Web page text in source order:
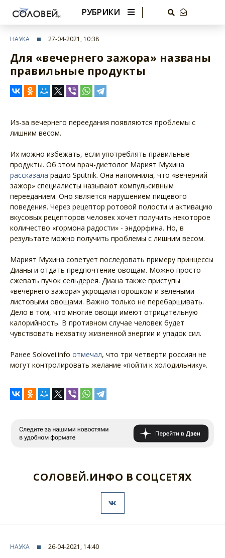
РУБРИКИ
НАУКА 27-04-2021, 10:38
Для «вечернего зажора» названы
правильные продукты
Из-за вечернего переедания появляются проблемы с
лишним весом.
Их можно избежать, если употреблять правильные
продукты. Об этом врач-диетолог Марият Мухина
рассказала радио Sputnik. Она напомнила, что «вечерний
зажор» специалисты называют компульсивным
перееданием. Оно является нарушением пищевого
поведения. Через рецептор ротовой полости и активацию
вкусовых рецепторов человек хочет получить некоторое
количество «гормона радости» - эндорфина. Но, в
результате можно получить проблемы с лишним весом.
Марият Мухина советует последовать примеру принцессы
Дианы и отдать предпочтение овощам. Можно просто
сжевать пучок сельдерея. Диана также приступы
«вечернего зажора» укрощала горошком и зелеными
листовыми овощами. Важно только не перебарщивать.
Дело в том, что многие овощи имеют отрицательную
калорийность. В противном случае человек будет
чувствовать нехватку жизненной энергии и упадок сил.
Ранее Solovei.info отмечал, что три четверти россиян не
могут контролировать желание «пойти к холодильнику».
СОЛОВЕЙ.ИНФО В СОЦСЕТЯХ
НАУКА 26-04-2021, 14:40